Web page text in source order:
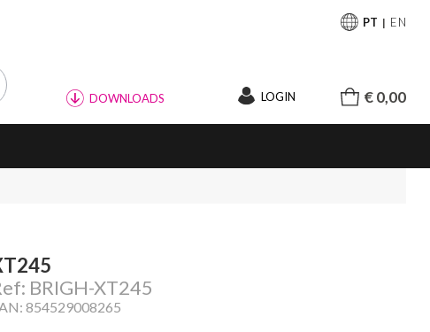
PT EN
DOWNLOADS LOGIN € 0,00
BRIGH-XT245
854529008265